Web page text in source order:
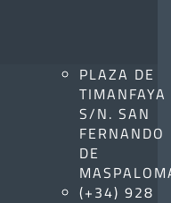
PLAZA DE
TIMANFAYA
S/N. SAN
FERNANDO
DE
(+34) 928